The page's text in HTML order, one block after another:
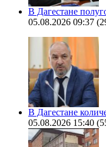
В Дагестане
05.08.2026 09:37
В Дагестане
05.08.2026 15:40